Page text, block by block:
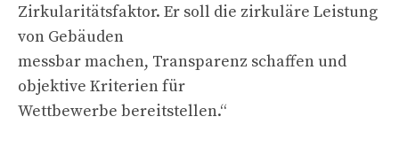
Zirkularitätsfaktor. Er soll die zirkuläre Leistung
von Gebäuden
messbar machen, Transparenz schaffen und
objektive Kriterien für
Wettbewerbe bereitstellen.“